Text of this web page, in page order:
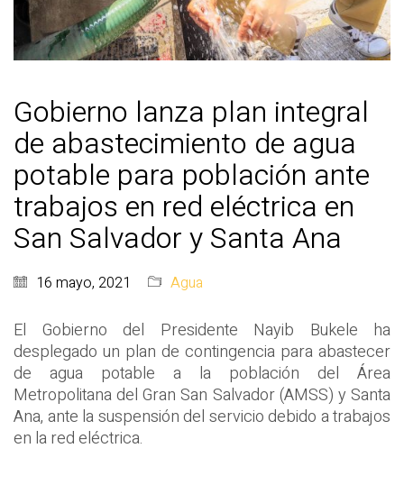
Gobierno lanza plan integral
de abastecimiento de agua
potable para población ante
trabajos en red eléctrica en
San Salvador y Santa Ana
16 mayo, 2021 Agua
El Gobierno del Presidente Nayib Bukele ha
desplegado un plan de contingencia para abastecer
de agua potable a la población del Área
Metropolitana del Gran San Salvador (AMSS) y Santa
Ana, ante la suspensión del servicio debido a trabajos
en la red eléctrica.